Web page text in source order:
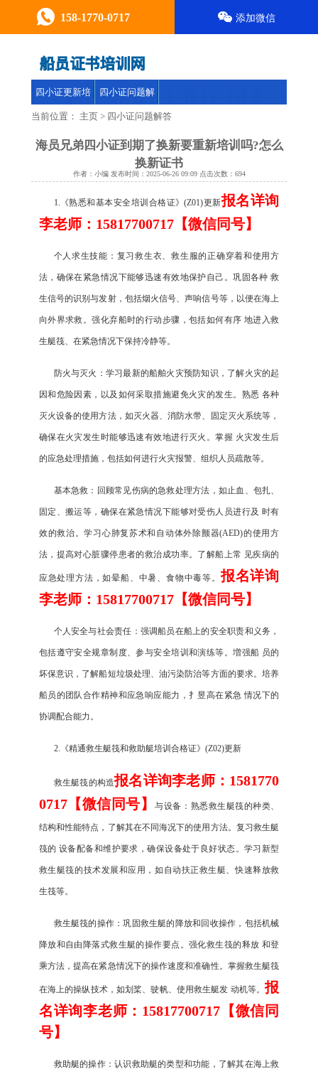
四小证更新培
训
四小证问题解
答
158-1770-0717 添加微信
当前位置： 主页 > 四小证问题解答
海员兄弟四小证到期了换新要重新培训吗?怎么
换新证书
作者：小编 发布时间：2025-06-26 09:09 点击次数： 694
1.《熟悉和基本安全培训合格证》(Z01)更新报名详询
李老师：15817700717【微信同号】
个人求生技能：复习救生衣、救生服的正确穿着和使用方
法，确保在紧急情况下能够迅速有效地保护自己。巩固各种 救
生信号的识别与发射，包括烟火信号、声响信号等，以便在海上
向外界求救。强化弃船时的行动步骤，包括如何有序 地进入救
生艇筏、在紧急情况下保持冷静等。
防火与灭火：学习最新的船舶火灾预防知识，了解火灾的起
因和危险因素，以及如何采取措施避免火灾的发生。熟悉 各种
灭火设备的使用方法，如灭火器、消防水带、固定灭火系统等，
确保在火灾发生时能够迅速有效地进行灭火。掌握 火灾发生后
的应急处理措施，包括如何进行火灾报警、组织人员疏散等。
基本急救：回顾常见伤病的急救处理方法，如止血、包扎、
固定、搬运等，确保在紧急情况下能够对受伤人员进行及 时有
效的救治。学习心肺复苏术和自动体外除颤器(AED)的使用方
法，提高对心脏骤停患者的救治成功率。了解船上常 见疾病的
应急处理方法，如晕船、中暑、食物中毒等。 报名详询
李老师：15817700717【微信同号】
个人安全与社会责任：强调船员在船上的安全职责和义务，
包括遵守安全规章制度、参与安全培训和演练等。増强船 员的
坏保意识，了解船短垃圾处理、油污染防治等方面的要求。培养
船员的团队合作精神和应急响应能力，扌昱高在紧急 情况下的
协调配合能力。
2.《精通救生艇筏和救助艇培训合格证》(Z02)更新
救生艇筏的构造报名详询李老师：1581770
0717【微信同号】与设备：熟悉救生艇筏的种类、
结构和性能特点，了解其在不同海况下的使用方法。复习救生艇
筏的 设备配备和维护要求，确保设备处于良好状态。学习新型
救生艇筏的技术发展和应用，如自动扶正救生艇、快速释放救
生筏等。
救生艇筏的操作：巩固救生艇的降放和回收操作，包括机械
降放和自由降落式救生艇的操作要点。强化救生筏的释放 和登
乘方法，提高在紧急情况下的操作速度和准确性。掌握救生艇筏
在海上的操纵技术，如划桨、驶帆、使用救生艇发 动机等。报
名详询李老师：15817700717【微信同
号】
救助艇的操作：认识救助艇的类型和功能，了解其在海上救